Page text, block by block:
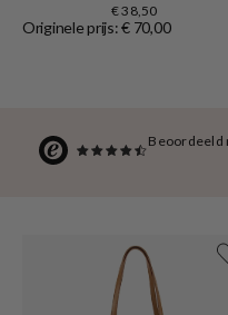
Beoordeeld
€ 38,50
Originele prijs: € 70,00